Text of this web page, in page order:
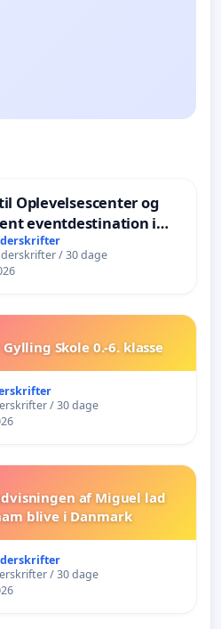
Oplevelsescenter og
eventdestination i
tak til et levende
i balance
/ 30 dage
Gylling Skole 0.-6. klasse
/ 30 dage
af Miguel lad
blive i Danmark
/ 30 dage